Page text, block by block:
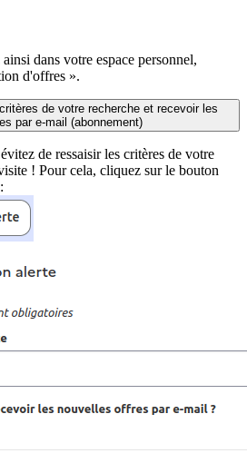
dans votre espace personnel,
d'offres ».
de votre recherche et recevoir les
par e-mail (abonnement)
de ressaisir les critères de votre
! Pour cela, cliquez sur le bouton